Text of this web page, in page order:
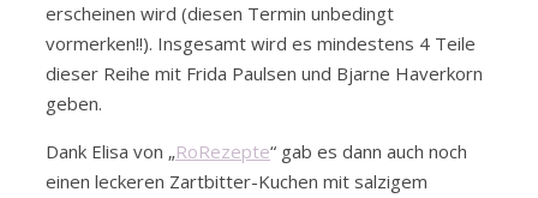
erscheinen wird (diesen Termin unbedingt
vormerken!!). Insgesamt wird es mindestens 4 Teile
dieser Reihe mit Frida Paulsen und Bjarne Haverkorn
geben.
Dank Elisa von „RoRezepte“ gab es dann auch noch
einen leckeren Zartbitter-Kuchen mit salzigem